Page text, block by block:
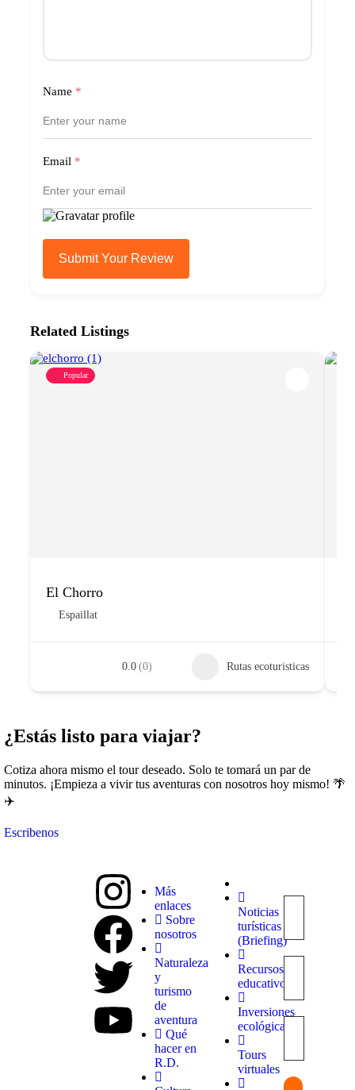
Name *
Email *
Submit Your Review
Related Listings
Popular
El Chorro
Espaillat
0.0 (0) Rutas ecoturisticas
¿Estás listo para viajar?
Cotiza ahora mismo el tour deseado. Solo te tomará un par de
minutos. ¡Empieza a vivir tus aventuras con nosotros hoy mismo! 🌴
✈️
Escribenos
experiencias
Quieroloma,
Más
enlaces
Sobre
nosotros
Naturaleza
y
turismo
de
aventura
Qué
hacer en
R.D.
Noticias
turísticas
(Briefing)
Recursos
educativos
Inversiones
ecológicas
Tours
virtuales